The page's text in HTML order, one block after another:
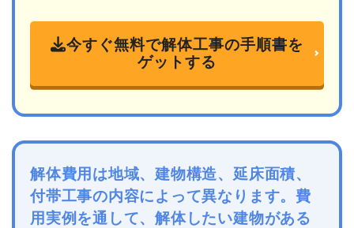
今すぐ無料で解体工事の手順書を
ゲットする
解体費用は地域、建物構造、延床面積、
付帯工事の内容によって異なります。費
用実例を通して、解体したい建物がある